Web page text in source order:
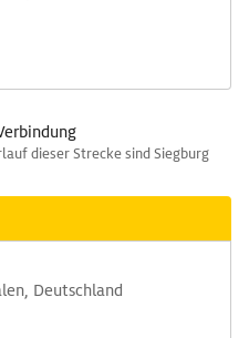
dieser Strecke sind Siegburg
Deutschland